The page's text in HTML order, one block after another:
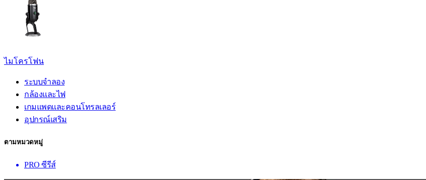
ไมโครโฟน
ระบบจำลอง
กล้องและไฟ
เกมแพดและคอนโทรลเลอร์
อุปกรณ์เสริม
ตามหมวดหมู่
PRO ซีรีส์